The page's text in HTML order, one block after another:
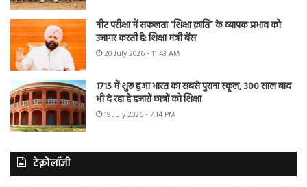
नीट परीक्षा में सफलता “शिक्षा क्रांति” के व्यापक प्रभाव को
उजागर करती है: शिक्षा मंत्री बैंस
20 July 2026 - 11:43 AM
1715 में शुरू हुआ भारत का सबसे पुराना स्कूल, 300 साल बाद
भी दे रहा है हजारों छात्रों को शिक्षा
19 July 2026 - 7:14 PM
टेक्नोलॉजी